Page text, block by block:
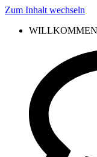
Zum Inhalt wechseln